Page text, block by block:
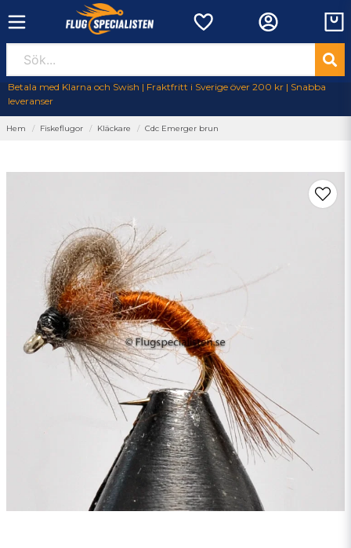
Betala med Klarna och Swish | Fraktfritt i Sverige över 200 kr | Snabba
leveranser
Hem Fiskeflugor Kläckare Cdc Emerger brun